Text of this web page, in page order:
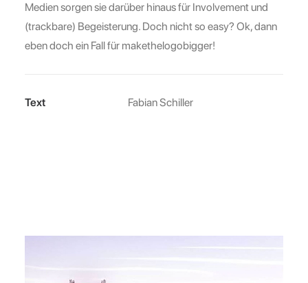
Medien sorgen sie darüber hinaus für Involvement und
(trackbare) Begeisterung. Doch nicht so easy? Ok, dann
eben doch ein Fall für makethelogobigger!
Text Fabian Schiller